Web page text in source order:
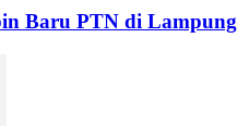
Baru PTN di Lampung